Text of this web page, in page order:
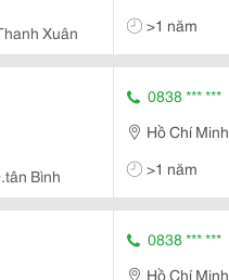
Xuân
>1 năm
Bình
0838 *** ***
Hồ Chí Minh
>1 năm
0838 *** ***
Hồ Chí Minh